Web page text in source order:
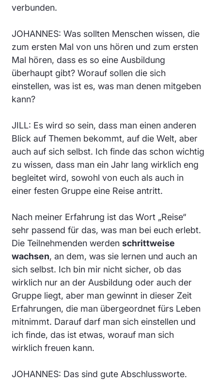
verbunden.
JOHANNES: Was sollten Menschen wissen, die
zum ersten Mal von uns hören und zum ersten
Mal hören, dass es so eine Ausbildung
überhaupt gibt? Worauf sollen die sich
einstellen, was ist es, was man denen mitgeben
kann?
JILL: Es wird so sein, dass man einen anderen
Blick auf Themen bekommt, auf die Welt, aber
auch auf sich selbst. Ich finde das schon wichtig
zu wissen, dass man ein Jahr lang wirklich eng
begleitet wird, sowohl von euch als auch in
einer festen Gruppe eine Reise antritt.
Nach meiner Erfahrung ist das Wort „Reise“
sehr passend für das, was man bei euch erlebt.
Die Teilnehmenden werden schrittweise
wachsen, an dem, was sie lernen und auch an
sich selbst. Ich bin mir nicht sicher, ob das
wirklich nur an der Ausbildung oder auch der
Gruppe liegt, aber man gewinnt in dieser Zeit
Erfahrungen, die man übergeordnet fürs Leben
mitnimmt. Darauf darf man sich einstellen und
ich finde, das ist etwas, worauf man sich
wirklich freuen kann.
JOHANNES: Das sind gute Abschlussworte.